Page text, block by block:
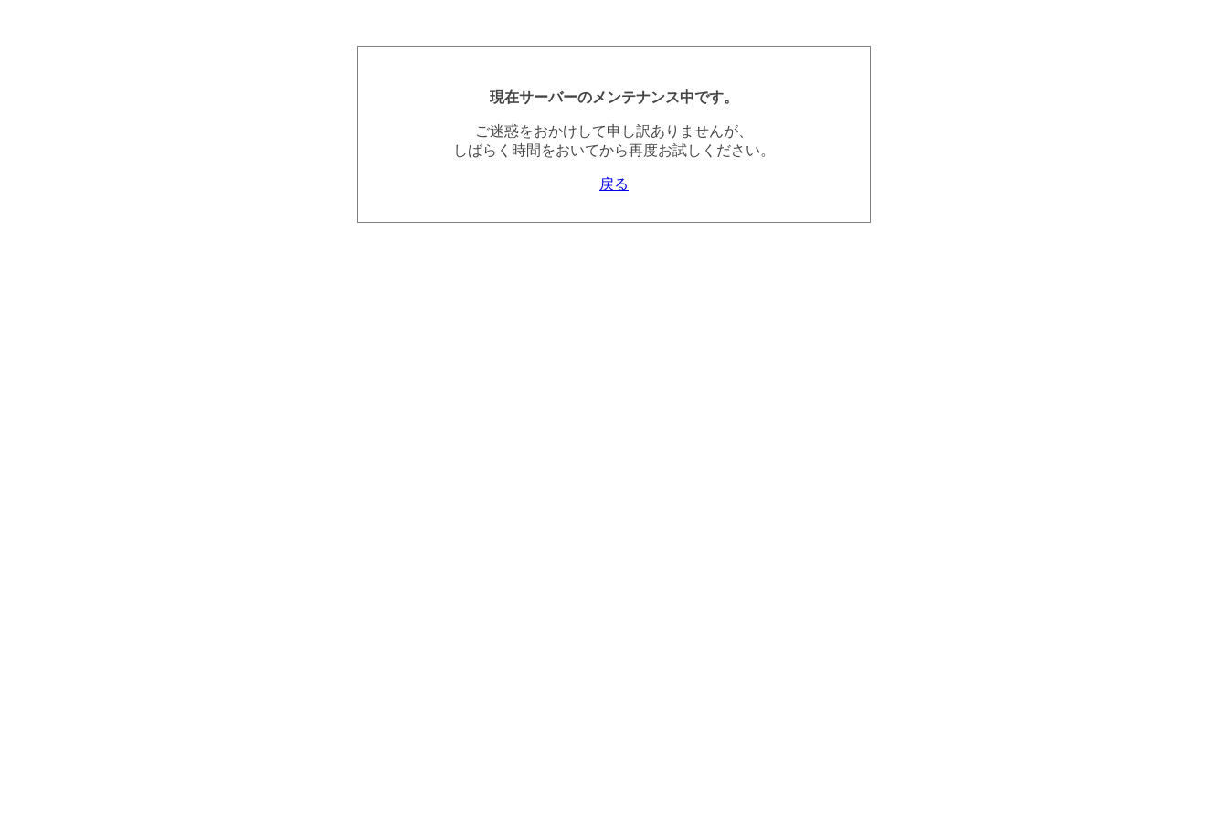
現在サーバーのメンテナンス中です。
ご迷惑をおかけして申し訳ありませんが、
しばらく時間をおいてから再度お試しください。
戻る